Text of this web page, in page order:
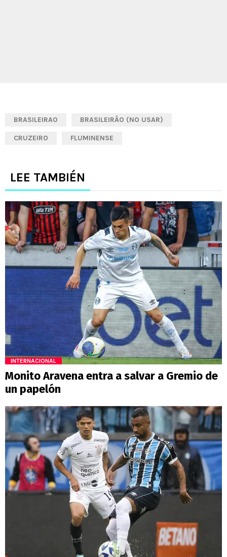
BRASILEIRAO BRASILEIRÃO (NO USAR)
CRUZEIRO FLUMINENSE
LEE TAMBIÉN
INTERNACIONAL
Monito Aravena entra a salvar a Gremio de
un papelón